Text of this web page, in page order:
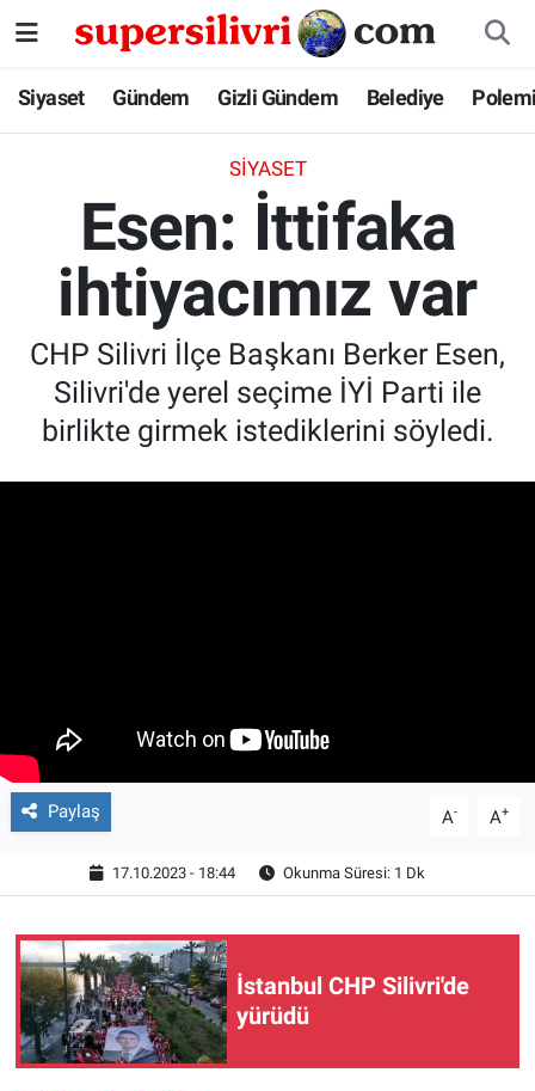
Siyaset Gündem Gizli Gündem Belediye
SIYASET
Esen: İttifaka
ihtiyacımız var
CHP Silivri İlçe Başkanı Berker Esen,
Silivri'de yerel seçime İYİ Parti ile
birlikte girmek istediklerini söyledi.
Paylaş A- A+
17.10.2023 - 18:44 Okunma Süresi: 1 Dk
İstanbul CHP Silivri'de
yürüdü
Siyaset
Gizli Gündem
Belediye
İstanbul Nöbetçi Eczaneler
İstanbul Hava Durumu
İstanbul Namaz Vakitleri
İstanbul Trafik Yoğunluk Haritası
Süper Lig Puan Durumu ve Fikstür
Tüm Manşetler